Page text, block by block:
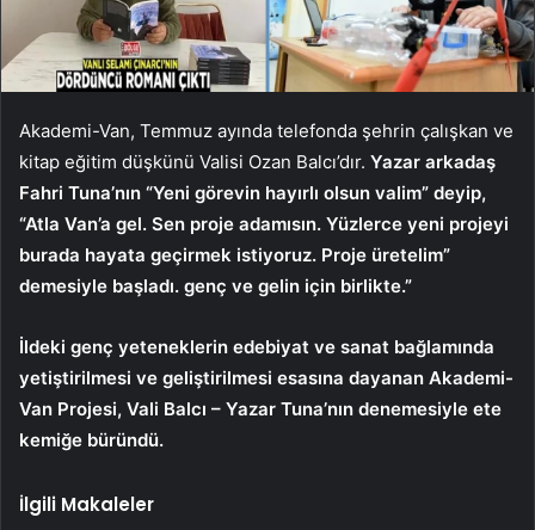
Akademi-Van, Temmuz ayında telefonda şehrin çalışkan ve
kitap eğitim düşkünü Valisi Ozan Balcı’dır. Yazar arkadaş
Fahri Tuna’nın “Yeni görevin hayırlı olsun valim” deyip,
“Atla Van’a gel. Sen proje adamısın. Yüzlerce yeni projeyi
burada hayata geçirmek istiyoruz. Proje üretelim”
demesiyle başladı. genç ve gelin için birlikte.”
İldeki genç yeteneklerin edebiyat ve sanat bağlamında
yetiştirilmesi ve geliştirilmesi esasına dayanan Akademi-
Van Projesi, Vali Balcı – Yazar Tuna’nın denemesiyle ete
kemiğe büründü.
İlgili Makaleler